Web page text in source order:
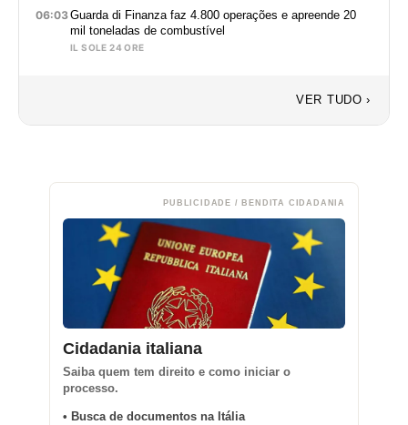
06:03Guarda di Finanza faz 4.800 operações e apreende 20
mil toneladas de combustível
IL SOLE 24 ORE
VER TUDO ›
PUBLICIDADE / BENDITA CIDADANIA
Cidadania italiana
Saiba quem tem direito e como iniciar o
processo.
• Busca de documentos na Itália